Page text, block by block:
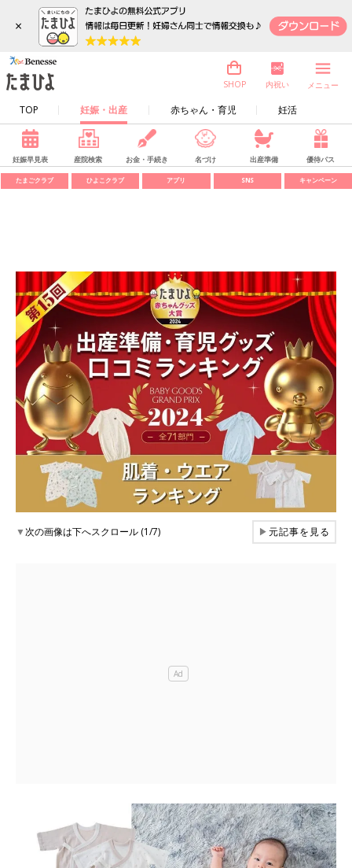
×
TOP 妊娠・出産 赤ちゃん・育児 妊活
SHOP 内祝い メニュー
妊娠早見表 産院検索 お金・手続き 名づけ 出産準備 優待パス
たまごクラブ ひよこクラブ アプリ SNS キャンペーン
▼次の画像は下へスクロール (1/7) ▶元記事を見る